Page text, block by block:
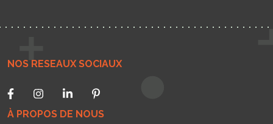
À PROPOS DE NOUS
NOS RESEAUX SOCIAUX